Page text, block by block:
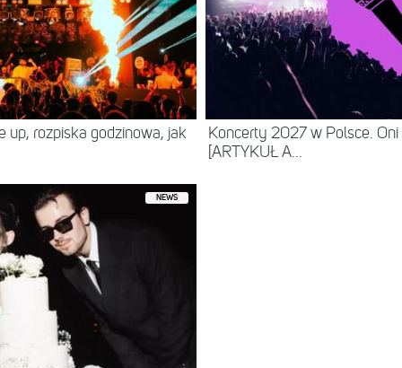
up, rozpiska godzinowa, jak
Koncerty 2027 w Polsce.
[ARTYKUŁ A...
NEWS